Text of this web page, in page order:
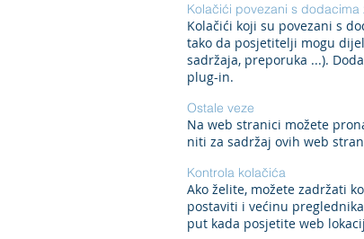
Kolačići povezani s dodacima
Kolačići koji su povezani s
tako da posjetitelji mogu
sadržaja, preporuka ...).
plug-in.
Ostale veze
Na web stranici možete
niti za sadržaj ovih web
Kontrola kolačića
Ako želite, možete zadržati
postaviti i većinu
put kada posjetite web